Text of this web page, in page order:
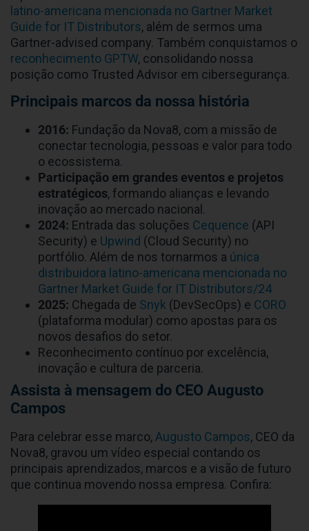
latino-americana mencionada no Gartner Market
Guide for IT Distributors, além de sermos uma
Gartner-advised company. Também conquistamos o
reconhecimento GPTW, consolidando nossa
posição como Trusted Advisor em cibersegurança.
Principais marcos da nossa história
2016: Fundação da Nova8, com a missão de
conectar tecnologia, pessoas e valor para todo
o ecossistema.
Participação em grandes eventos e projetos
estratégicos, formando alianças e levando
inovação ao mercado nacional.
2024: Entrada das soluções Cequence (API
Security) e Upwind (Cloud Security) no
portfólio. Além de nos tornarmos a única
distribuidora latino-americana mencionada no
Gartner Market Guide for IT Distributors/24
2025: Chegada de Snyk (DevSecOps) e CORO
(plataforma modular) como apostas para os
novos desafios do setor.
Reconhecimento contínuo por excelência,
inovação e cultura de parceria.
Assista à mensagem do CEO Augusto
Campos
Para celebrar esse marco,Augusto Campos, CEO da
Nova8, gravou um vídeo especial contando os
principais aprendizados, marcos e a visão de futuro
que continua movendo nossa empresa. Confira: